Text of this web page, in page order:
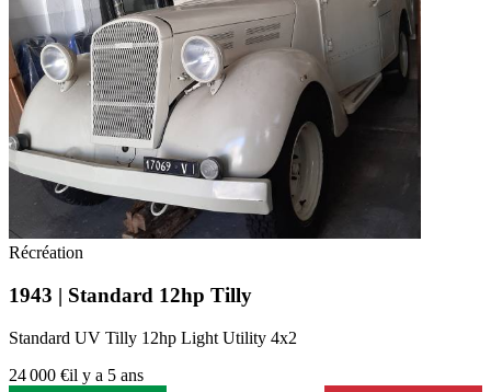
Récréation
1943 | Standard 12hp Tilly
Standard UV Tilly 12hp Light Utility 4x2
24 000 €il y a 5 ans